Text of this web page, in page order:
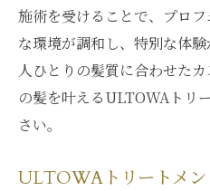
施術を受けることで、プロ
な環境が調和し、特別な体
人ひとりの髪質に合わせた
の髪を叶えるULTOWAトリ
さい。
ULTOWAトリートメン